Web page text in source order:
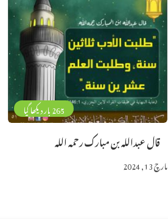
265 بار دیکھا گیا
قال عبدالله بن مبارك رحمه الله
مارچ 13, 2024